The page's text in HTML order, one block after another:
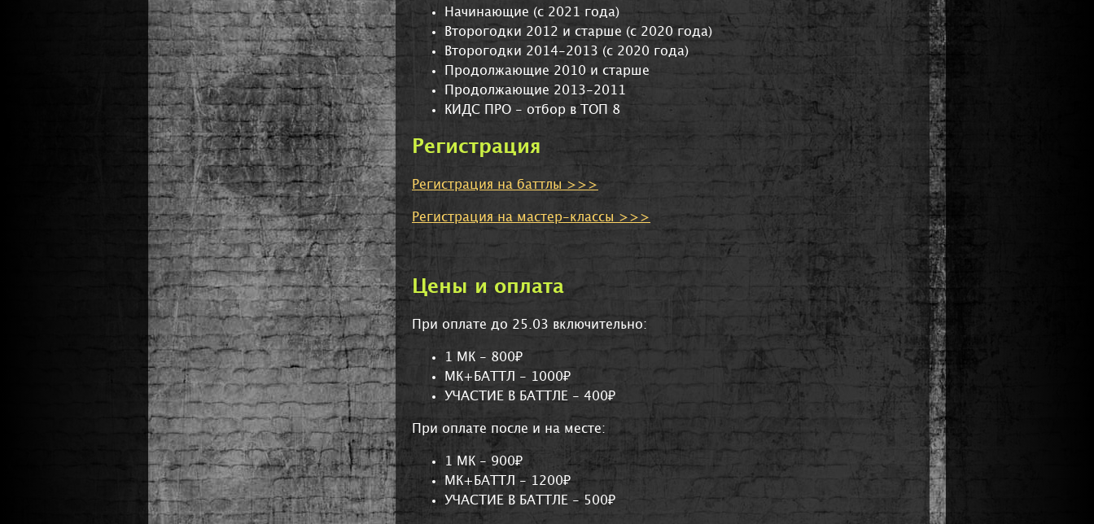
Начинающие (с 2021 года)
Второгодки 2012 и старше (с 2020 года)
Второгодки 2014-2013 (с 2020 года)
Продолжающие 2010 и старше
Продолжающие 2013-2011
КИДС ПРО - отбор в ТОП 8
Регистрация
Регистрация на баттлы >>>
Регистрация на мастер-классы >>>
Цены и оплата
При оплате до 25.03 включительно:
1 МК - 800₽
МК+БАТТЛ - 1000₽
УЧАСТИЕ В БАТТЛЕ - 400₽
При оплате после и на месте:
1 МК - 900₽
МК+БАТТЛ - 1200₽
УЧАСТИЕ В БАТТЛЕ - 500₽